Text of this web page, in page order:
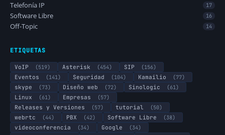
Telefonía IP 17
Software Libre 16
Off-Topic 14
ETIQUETAS
VoIP (519) Asterisk (454) SIP
(156)
Eventos
(141) Seguridad (104) Kamailio
(77)
skype
(73) Diseño web (72) Sinologic
(61)
Linux
(61) Empresas
(57)
Releases y Versiones
(57) tutorial
(50)
webrtc
(44) PBX (42) Software Libre
(38)
videoconferencia
(34) Google
(34)